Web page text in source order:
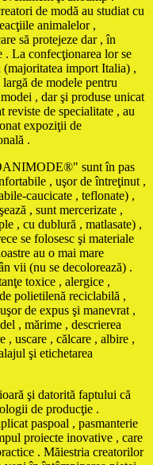
de modă au studiat cu
animalelor ,
să protejeze dar , în
. La confecţionarea lor se
(majoritatea import Italia) ,
de modele pentru
, dar şi produse unicat
reviste de specialitate , au
expoziţii de
.
sunt în pas
, uşor de întreţinut ,
caucicate , teflonate) ,
, sunt mercerizate ,
, cu dublură , matlasate) ,
se folosesc şi materiale
au o mai mare
vii (nu se decolorează) .
toxice , alergice ,
polietilenă reciclabilă ,
de expus şi manevrat ,
, mărime , descrierea
, uscare , călcare , albire ,
şi etichetarea
şi datorită faptului că
de producţie .
paspoal , pasmanterie
proiecte inovative , care
. Măiestria creatorilor